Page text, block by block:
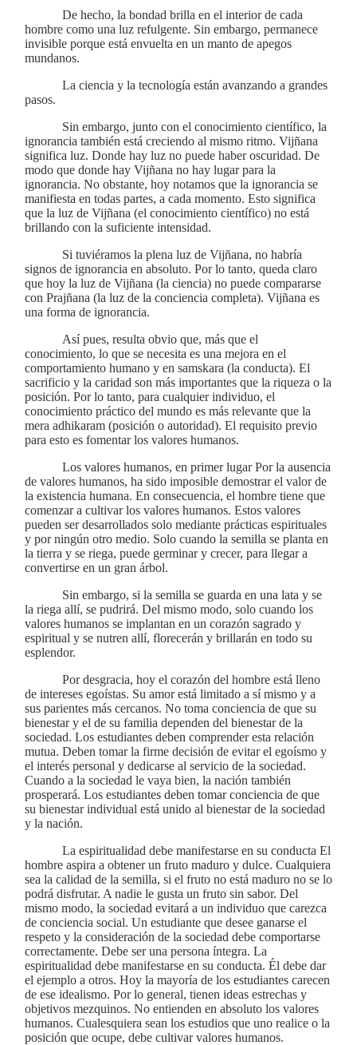
De hecho, la bondad brilla en el interior de cada
hombre como una luz refulgente. Sin embargo, permanece
invisible porque está envuelta en un manto de apegos
mundanos.
La ciencia y la tecnología están avanzando a grandes
pasos.
Sin embargo, junto con el conocimiento científico, la
ignorancia también está creciendo al mismo ritmo. Vijñana
significa luz. Donde hay luz no puede haber oscuridad. De
modo que donde hay Vijñana no hay lugar para la
ignorancia. No obstante, hoy notamos que la ignorancia se
manifiesta en todas partes, a cada momento. Esto significa
que la luz de Vijñana (el conocimiento científico) no está
brillando con la suficiente intensidad.
Si tuviéramos la plena luz de Vijñana, no habría
signos de ignorancia en absoluto. Por lo tanto, queda claro
que hoy la luz de Vijñana (la ciencia) no puede compararse
con Prajñana (la luz de la conciencia completa). Vijñana es
una forma de ignorancia.
Así pues, resulta obvio que, más que el
conocimiento, lo que se necesita es una mejora en el
comportamiento humano y en samskara (la conducta). El
sacrificio y la caridad son más importantes que la riqueza o la
posición. Por lo tanto, para cualquier individuo, el
conocimiento práctico del mundo es más relevante que la
mera adhikaram (posición o autoridad). El requisito previo
para esto es fomentar los valores humanos.
Los valores humanos, en primer lugar Por la ausencia
de valores humanos, ha sido imposible demostrar el valor de
la existencia humana. En consecuencia, el hombre tiene que
comenzar a cultivar los valores humanos. Estos valores
pueden ser desarrollados solo mediante prácticas espirituales
y por ningún otro medio. Solo cuando la semilla se planta en
la tierra y se riega, puede germinar y crecer, para llegar a
convertirse en un gran árbol.
Sin embargo, si la semilla se guarda en una lata y se
la riega allí, se pudrirá. Del mismo modo, solo cuando los
valores humanos se implantan en un corazón sagrado y
espiritual y se nutren allí, florecerán y brillarán en todo su
esplendor.
Por desgracia, hoy el corazón del hombre está lleno
de intereses egoístas. Su amor está limitado a sí mismo y a
sus parientes más cercanos. No toma conciencia de que su
bienestar y el de su familia dependen del bienestar de la
sociedad. Los estudiantes deben comprender esta relación
mutua. Deben tomar la firme decisión de evitar el egoísmo y
el interés personal y dedicarse al servicio de la sociedad.
Cuando a la sociedad le vaya bien, la nación también
prosperará. Los estudiantes deben tomar conciencia de que
su bienestar individual está unido al bienestar de la sociedad
y la nación.
La espiritualidad debe manifestarse en su conducta El
hombre aspira a obtener un fruto maduro y dulce. Cualquiera
sea la calidad de la semilla, si el fruto no está maduro no se lo
podrá disfrutar. A nadie le gusta un fruto sin sabor. Del
mismo modo, la sociedad evitará a un individuo que carezca
de conciencia social. Un estudiante que desee ganarse el
respeto y la consideración de la sociedad debe comportarse
correctamente. Debe ser una persona íntegra. La
espiritualidad debe manifestarse en su conducta. Él debe dar
el ejemplo a otros. Hoy la mayoría de los estudiantes carecen
de ese idealismo. Por lo general, tienen ideas estrechas y
objetivos mezquinos. No entienden en absoluto los valores
humanos. Cualesquiera sean los estudios que uno realice o la
posición que ocupe, debe cultivar valores humanos.